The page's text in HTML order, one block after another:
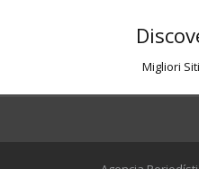
Migliori